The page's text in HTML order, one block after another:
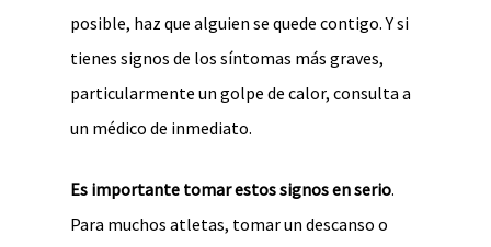
posible, haz que alguien se quede contigo. Y si
tienes signos de los síntomas más graves,
particularmente un golpe de calor, consulta a
un médico de inmediato.
Es importante tomar estos signos en serio.
Para muchos atletas, tomar un descanso o